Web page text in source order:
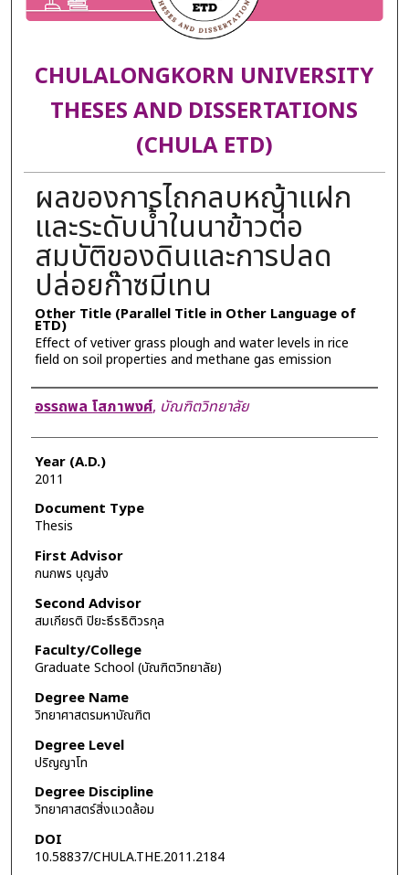
CHULALONGKORN UNIVERSITY
THESES AND DISSERTATIONS
(CHULA ETD)
ผลของการไถกลบหญ้าแฝก
และระดับน้ำในนาข้าวต่อ
สมบัติของดินและการปลด
ปล่อยก๊าซมีเทน
Other Title (Parallel Title in Other Language of
ETD)
Effect of vetiver grass plough and water levels in rice
field on soil properties and methane gas emission
Author
อรรถพล โสภาพงศ์, บัณฑิตวิทยาลัย
Year (A.D.)
2011
Document Type
Thesis
First Advisor
กนกพร บุญส่ง
Second Advisor
สมเกียรติ ปิยะธีรธิติวรกุล
Faculty/College
Graduate School (บัณฑิตวิทยาลัย)
Degree Name
วิทยาศาสตรมหาบัณฑิต
Degree Level
ปริญญาโท
Degree Discipline
วิทยาศาสตร์สิ่งแวดล้อม
DOI
10.58837/CHULA.THE.2011.2184